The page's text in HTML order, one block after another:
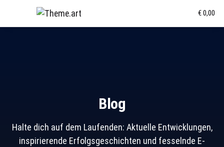
€ 0,00
Blog
Halte dich auf dem Laufenden: Aktuelle Entwicklungen,
inspirierende Erfolgsgeschichten und fesselnde E-